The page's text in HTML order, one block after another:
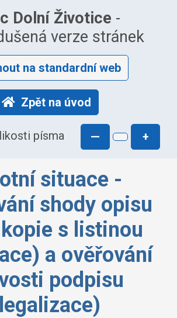
Dolní Životice -
verze stránek
na standardní web
Zpět na úvod
písma — +
situace -
shody opisu
s listinou
a ověřování
podpisu